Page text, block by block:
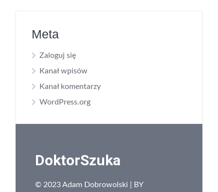
Meta
Zaloguj się
Kanał wpisów
Kanał komentarzy
WordPress.org
DoktorSzuka
© 2023 Adam Dobrowolski | BY